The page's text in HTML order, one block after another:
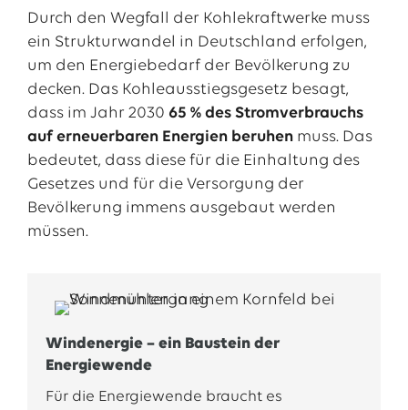
Durch den Wegfall der Kohlekraftwerke muss
ein Strukturwandel in Deutschland erfolgen,
um den Energiebedarf der Bevölkerung zu
decken. Das Kohleausstiegsgesetz besagt,
dass im Jahr 2030 65 % des Stromverbrauchs
auf erneuerbaren Energien beruhenmuss. Das
bedeutet, dass diese für die Einhaltung des
Gesetzes und für die Versorgung der
Bevölkerung immens ausgebaut werden
müssen.
Windenergie – ein Baustein der
Energiewende
Für die Energiewende braucht es